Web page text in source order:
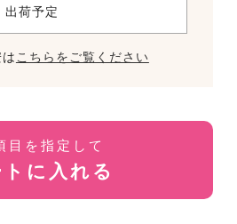
出荷予定
こちらをご覧ください
目を指定して
トに入れる